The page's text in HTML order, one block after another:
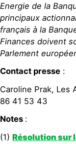
Energie de la
principaux
français à la
Finances doivent
Parlement
Contact presse :
Caroline Prak, Les
86 41 53 43
Notes :
(1) Résolution sur